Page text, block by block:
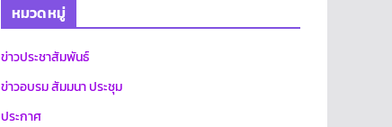
หมวดหมู่
ข่าวประชาสัมพันธ์
ข่าวอบรม สัมมนา ประชุม
ประกาศ